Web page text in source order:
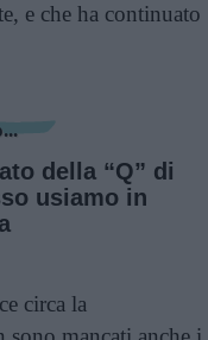
e che ha continuato
della “Q” di
usiamo in
circa la